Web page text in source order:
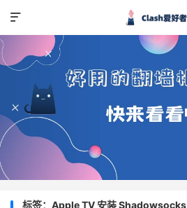

标签：Apple TV 安装 Shadowsocks